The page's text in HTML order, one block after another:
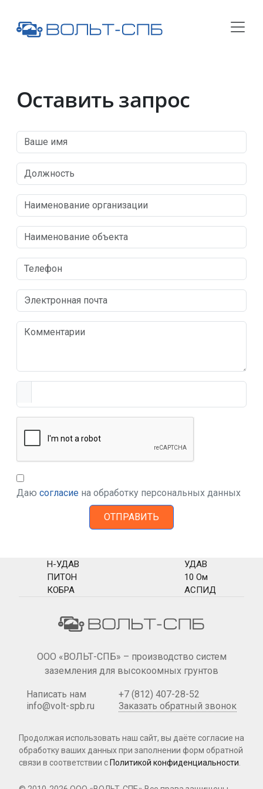
Оставить запрос
Даю согласие на обработку персональных данных
ОТПРАВИТЬ
Н-УДАВ
ПИТОН
КОБРА
УДАВ
10 Ом
АСПИД
ООО «ВОЛЬТ-СПБ» – производство систем
заземления для высокоомных грунтов
Написать нам
info@volt-spb.ru
+7 (812) 407-28-52
Заказать обратный звонок
Продолжая использовать наш сайт, вы даёте согласие на
обработку ваших данных при заполнении форм обратной
связи в соответствии с Политикой конфиденциальности.